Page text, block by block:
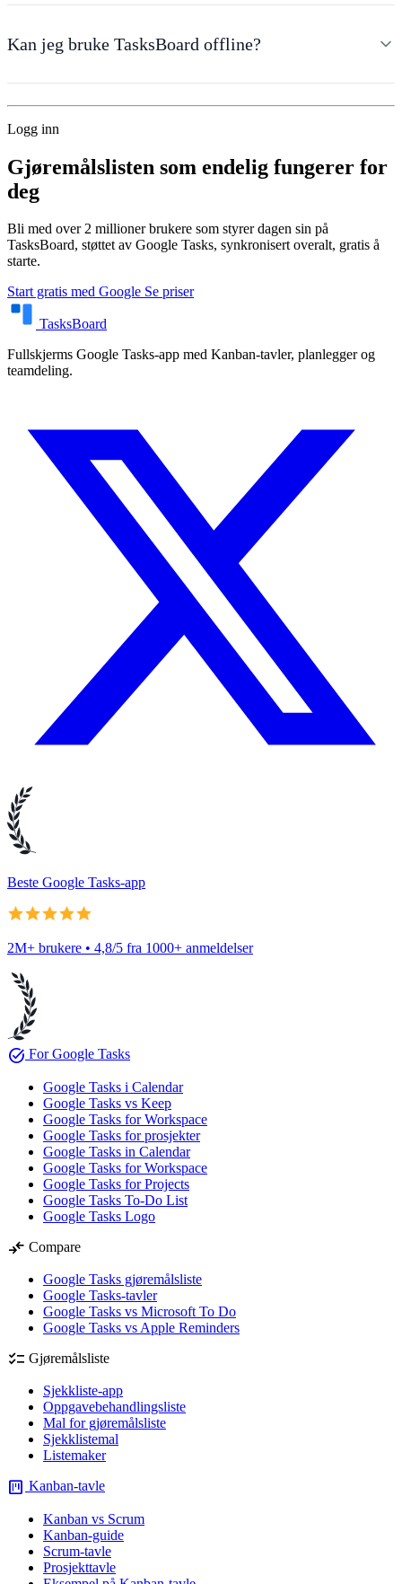
Kan jeg bruke TasksBoard offline?
Logg inn
Gjøremålslisten som endelig fungerer for
deg
Bli med over 2 millioner brukere som styrer dagen sin på
TasksBoard, støttet av Google Tasks, synkronisert overalt, gratis å
starte.
Start gratis med Google Se priser
TasksBoard
Fullskjerms Google Tasks-app med Kanban-tavler, planlegger og
teamdeling.
Beste Google Tasks-app
2M+ brukere • 4,8/5 fra 1000+ anmeldelser
task_alt For Google Tasks
Google Tasks i Calendar
Google Tasks vs Keep
Google Tasks for Workspace
Google Tasks for prosjekter
Google Tasks in Calendar
Google Tasks for Workspace
Google Tasks for Projects
Google Tasks To-Do List
Google Tasks Logo
compare_arrows Compare
Google Tasks gjøremålsliste
Google Tasks-tavler
Google Tasks vs Microsoft To Do
Google Tasks vs Apple Reminders
checklist Gjøremålsliste
Sjekkliste-app
Oppgavebehandlingsliste
Mal for gjøremålsliste
Sjekklistemal
Listemaker
view_kanban Kanban-tavle
Kanban vs Scrum
Kanban-guide
Scrum-tavle
Prosjekttavle